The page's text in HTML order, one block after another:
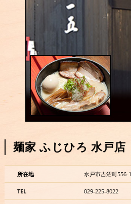
麺家 ふじひろ 水戸店
所在地 水戸市吉沼町556-1
TEL 029-225-8022